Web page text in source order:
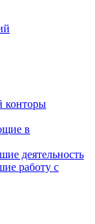
конторы
в
деятельность
работу с